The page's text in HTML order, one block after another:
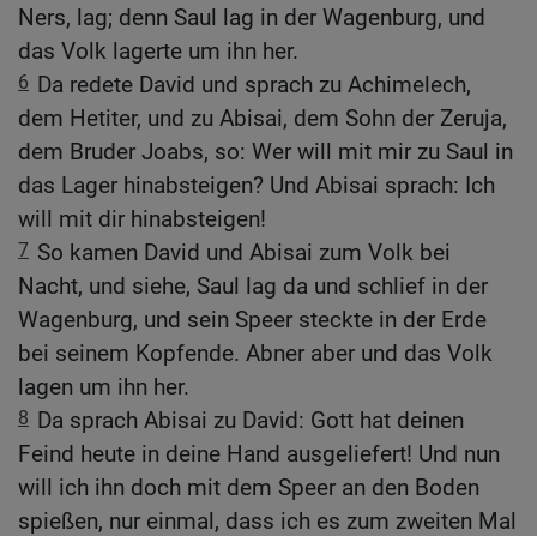
Ners, lag; denn Saul lag in der Wagenburg, und
das Volk lagerte um ihn her.
6 Da redete David und sprach zu Achimelech,
dem Hetiter, und zu Abisai, dem Sohn der Zeruja,
dem Bruder Joabs, so: Wer will mit mir zu Saul in
das Lager hinabsteigen? Und Abisai sprach: Ich
will mit dir hinabsteigen!
7 So kamen David und Abisai zum Volk bei
Nacht, und siehe, Saul lag da und schlief in der
Wagenburg, und sein Speer steckte in der Erde
bei seinem Kopfende. Abner aber und das Volk
lagen um ihn her.
8 Da sprach Abisai zu David: Gott hat deinen
Feind heute in deine Hand ausgeliefert! Und nun
will ich ihn doch mit dem Speer an den Boden
spießen, nur einmal, dass ich es zum zweiten Mal